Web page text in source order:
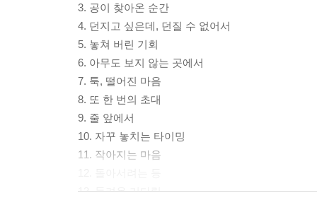
3. 공이 찾아온 순간
4. 던지고 싶은데, 던질 수 없어서
5. 놓쳐 버린 기회
6. 아무도 보지 않는 곳에서
7. 툭, 떨어진 마음
8. 또 한 번의 초대
9. 줄 앞에서
10. 자꾸 놓치는 타이밍
11. 작아지는 마음
13. 들려온 기다림